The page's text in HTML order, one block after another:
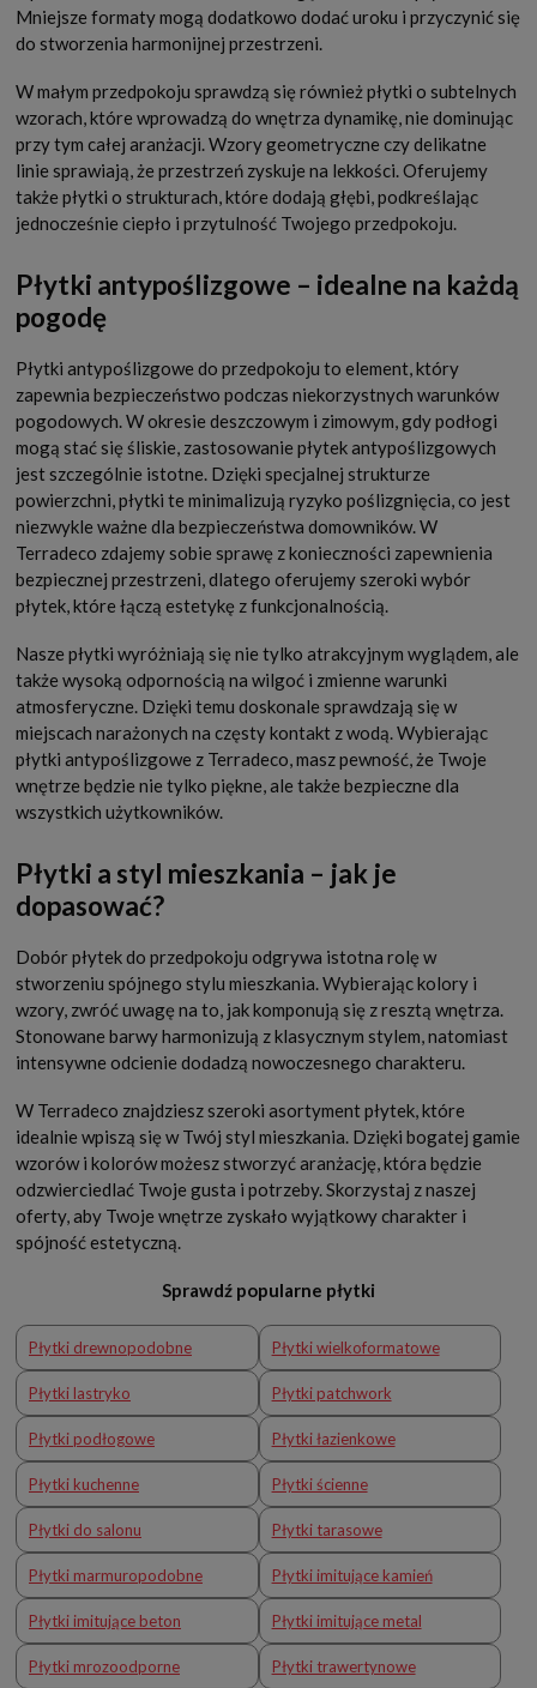
Mniejsze formaty mogą dodatkowo dodać uroku i przyczynić się
do stworzenia harmonijnej przestrzeni.
W małym przedpokoju sprawdzą się również płytki o subtelnych
wzorach, które wprowadzą do wnętrza dynamikę, nie dominując
przy tym całej aranżacji. Wzory geometryczne czy delikatne
linie sprawiają, że przestrzeń zyskuje na lekkości. Oferujemy
także płytki o strukturach, które dodają głębi, podkreślając
jednocześnie ciepło i przytulność Twojego przedpokoju.
Płytki antypoślizgowe – idealne na każdą
pogodę
Płytki antypoślizgowe do przedpokoju to element, który
zapewnia bezpieczeństwo podczas niekorzystnych warunków
pogodowych. W okresie deszczowym i zimowym, gdy podłogi
mogą stać się śliskie, zastosowanie płytek antypoślizgowych
jest szczególnie istotne. Dzięki specjalnej strukturze
powierzchni, płytki te minimalizują ryzyko poślizgnięcia, co jest
niezwykle ważne dla bezpieczeństwa domowników. W
Terradeco zdajemy sobie sprawę z konieczności zapewnienia
bezpiecznej przestrzeni, dlatego oferujemy szeroki wybór
płytek, które łączą estetykę z funkcjonalnością.
Nasze płytki wyróżniają się nie tylko atrakcyjnym wyglądem, ale
także wysoką odpornością na wilgoć i zmienne warunki
atmosferyczne. Dzięki temu doskonale sprawdzają się w
miejscach narażonych na częsty kontakt z wodą. Wybierając
płytki antypoślizgowe z Terradeco, masz pewność, że Twoje
wnętrze będzie nie tylko piękne, ale także bezpieczne dla
wszystkich użytkowników.
Płytki a styl mieszkania – jak je
dopasować?
Dobór płytek do przedpokoju odgrywa istotna rolę w
stworzeniu spójnego stylu mieszkania. Wybierając kolory i
wzory, zwróć uwagę na to, jak komponują się z resztą wnętrza.
Stonowane barwy harmonizują z klasycznym stylem, natomiast
intensywne odcienie dodadzą nowoczesnego charakteru.
W Terradeco znajdziesz szeroki asortyment płytek, które
idealnie wpiszą się w Twój styl mieszkania. Dzięki bogatej gamie
wzorów i kolorów możesz stworzyć aranżację, która będzie
odzwierciedlać Twoje gusta i potrzeby. Skorzystaj z naszej
oferty, aby Twoje wnętrze zyskało wyjątkowy charakter i
spójność estetyczną.
Sprawdź popularne płytki
Płytki drewnopodobne Płytki wielkoformatowe
Płytki lastryko Płytki patchwork
Płytki podłogowe Płytki łazienkowe
Płytki kuchenne Płytki ścienne
Płytki do salonu Płytki tarasowe
Płytki marmuropodobne Płytki imitujące kamień
Płytki imitujące beton Płytki imitujące metal
Płytki mrozoodporne Płytki trawertynowe